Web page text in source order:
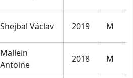
Shejbal Václav 2019 M
Mallein
Antoine
2018 M